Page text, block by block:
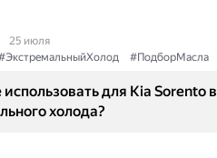
25 июля
#ПодборМасла
для Kia Sorento в
холода?